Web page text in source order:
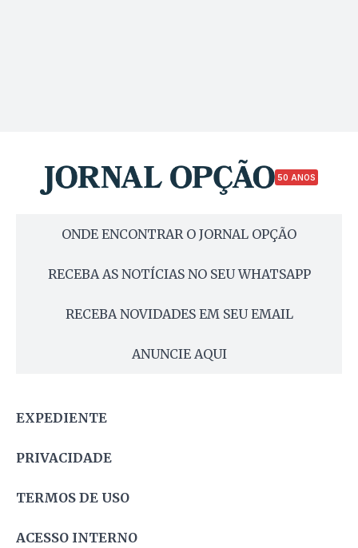
50 ANOS
ONDE ENCONTRAR O JORNAL OPÇÃO
RECEBA AS NOTÍCIAS NO SEU WHATSAPP
RECEBA NOVIDADES EM SEU EMAIL
ANUNCIE AQUI
EXPEDIENTE
PRIVACIDADE
TERMOS DE USO
ACESSO INTERNO